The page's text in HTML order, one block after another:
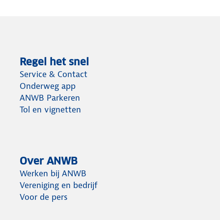
Regel het snel
Service & Contact
Onderweg app
ANWB Parkeren
Tol en vignetten
Over ANWB
Werken bij ANWB
Vereniging en bedrijf
Voor de pers